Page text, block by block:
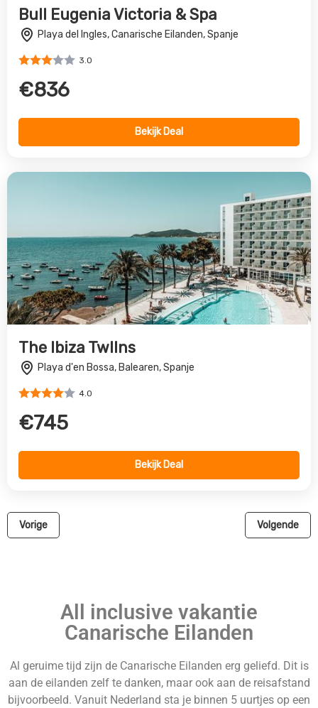
Bull Eugenia Victoria & Spa
Playa del Ingles, Canarische Eilanden, Spanje
3.0
€836
Bekijk Deal
The Ibiza TwIIns
Playa d'en Bossa, Balearen, Spanje
4.0
€745
Bekijk Deal
Vorige Volgende
All inclusive vakantie
Canarische Eilanden
Al geruime tijd zijn de Canarische Eilanden erg geliefd. Dit is
aan de eilanden zelf te danken, maar ook aan de reisafstand
bijvoorbeeld. Vanuit Nederland sta je binnen 5 uurtjes op een